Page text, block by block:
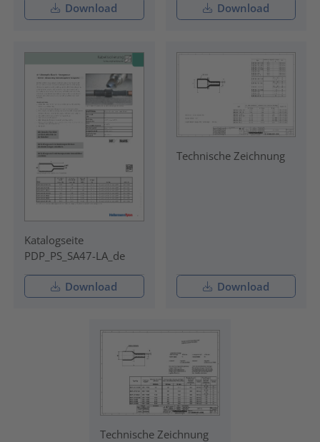
Download Download
Katalogseite
PDP_PS_SA47-LA_de
Download
Technische Zeichnung
Download
Technische Zeichnung